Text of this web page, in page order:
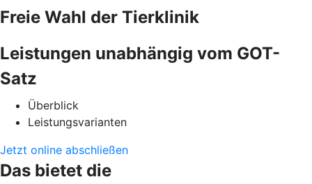
Freie Wahl der Tierklinik
Leistungen unabhängig vom GOT-
Satz
Überblick
Leistungsvarianten
Jetzt online abschließen
Das bietet die